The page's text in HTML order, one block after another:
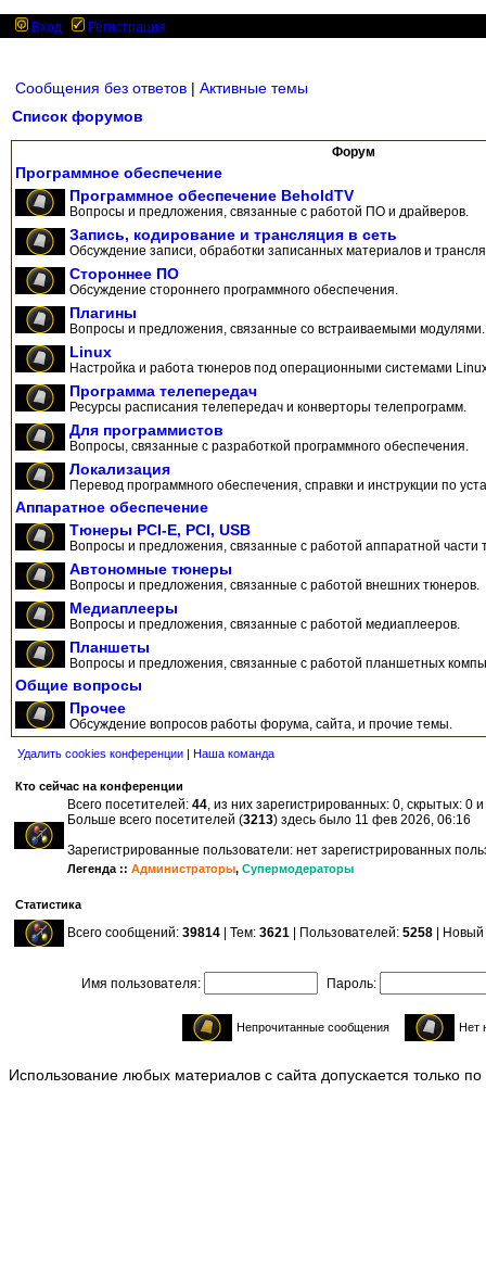
Вход Регистрация
Сообщения без ответов | Активные темы
Список форумов
Форум
Программное обеспечение
Программное обеспечение BeholdTV
Вопросы и предложения, связанные с работой ПО и драйверов.
Запись, кодирование и трансляция в сеть
Обсуждение записи, обработки записанных материалов и
Стороннее ПО
Обсуждение стороннего программного обеспечения.
Плагины
Вопросы и предложения, связанные со встраиваемыми модулями.
Linux
Настройка и работа тюнеров под операционными системами
Программа телепередач
Ресурсы расписания телепередач и конверторы телепрограмм.
Для программистов
Вопросы, связанные с разработкой программного обеспечения.
Локализация
Перевод программного обеспечения, справки и инструкции по
Аппаратное обеспечение
Тюнеры PCI-E, PCI, USB
Вопросы и предложения, связанные с работой аппаратной части
Автономные тюнеры
Вопросы и предложения, связанные с работой внешних тюнеров.
Медиаплееры
Вопросы и предложения, связанные с работой медиаплееров.
Планшеты
Вопросы и предложения, связанные с работой планшетных
Общие вопросы
Прочее
Обсуждение вопросов работы форума, сайта, и прочие темы.
Удалить cookies конференции | Наша команда
Кто сейчас на конференции
Всего посетителей: 44, из них зарегистрированных: 0, скрытых: 0
Больше всего посетителей (3213) здесь было 11 фев 2026, 06:16
Зарегистрированные пользователи: нет зарегистрированных
Легенда :: Администраторы, Супермодераторы
Статистика
Всего сообщений: 39814 | Тем: 3621 | Пользователей: 5258 |
Имя пользователя: Пароль:
Непрочитанные сообщения Нет
Использование любых материалов с сайта допускается только